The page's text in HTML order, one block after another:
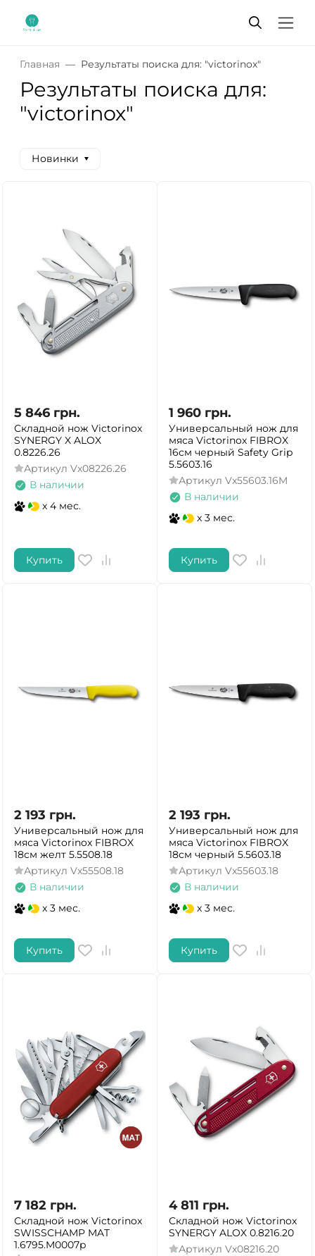
Главная Результаты поиска для: "victorinox"
Результаты поиска для:
"victorinox"
Новинки
5 846 грн.
Складной нож Victorinox
SYNERGY X ALOX
0.8226.26
Артикул Vx08226.26
В наличии
x 4 мес.
Купить
1 960 грн.
Универсальный нож для
мяса Victorinox FIBROX
16см черный Safety Grip
5.5603.16
Артикул Vx55603.16M
В наличии
x 3 мес.
Купить
2 193 грн.
Универсальный нож для
мяса Victorinox FIBROX
18см желт 5.5508.18
Артикул Vx55508.18
В наличии
x 3 мес.
Купить
2 193 грн.
Универсальный нож для
мяса Victorinox FIBROX
18см черный 5.5603.18
Артикул Vx55603.18
В наличии
x 3 мес.
Купить
7 182 грн.
Складной нож Victorinox
SWISSCHAMP MAT
1.6795.M0007p
4 811 грн.
Складной нож Victorinox
SYNERGY ALOX 0.8216.20
Артикул Vx08216.20